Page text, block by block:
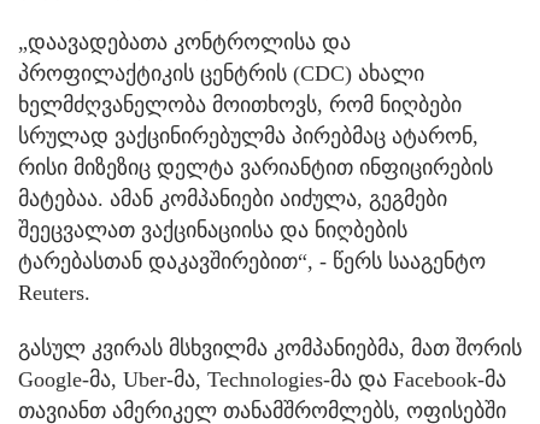
„დაავადებათა კონტროლისა და
პროფილაქტიკის ცენტრის (CDC) ახალი
ხელმძღვანელობა მოითხოვს, რომ ნიღბები
სრულად ვაქცინირებულმა პირებმაც ატარონ,
რისი მიზეზიც დელტა ვარიანტით ინფიცირების
მატებაა. ამან კომპანიები აიძულა, გეგმები
შეეცვალათ ვაქცინაციისა და ნიღბების
ტარებასთან დაკავშირებით“, - წერს სააგენტო
Reuters.
გასულ კვირას მსხვილმა კომპანიებმა, მათ შორის
Google-მა, Uber-მა, Technologies-მა და Facebook-მა
თავიანთ ამერიკელ თანამშრომლებს, ოფისებში